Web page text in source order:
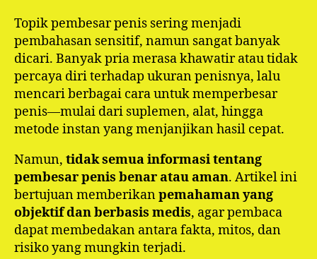
Topik pembesar penis sering menjadi
pembahasan sensitif, namun sangat banyak
dicari. Banyak pria merasa khawatir atau tidak
percaya diri terhadap ukuran penisnya, lalu
mencari berbagai cara untuk memperbesar
penis—mulai dari suplemen, alat, hingga
metode instan yang menjanjikan hasil cepat.
Namun, tidak semua informasi tentang
pembesar penis benar atau aman. Artikel ini
bertujuan memberikanpemahaman yang
objektif dan berbasis medis, agar pembaca
dapat membedakan antara fakta, mitos, dan
risiko yang mungkin terjadi.